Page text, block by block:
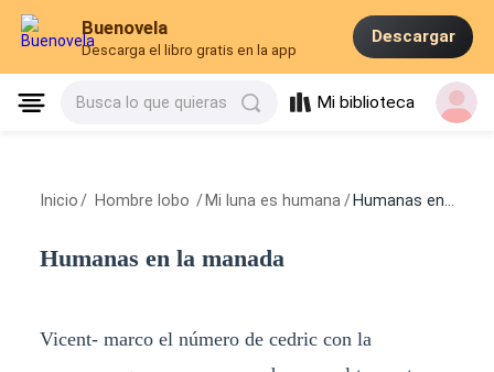
Buenovela
Descarga el libro gratis en la app
Descargar
Busca lo que quieras Mi biblioteca
Inicio / Hombre lobo / Mi luna es humana / Humanas en la manada
Humanas en la manada
Vicent- marco el número de cedric con la